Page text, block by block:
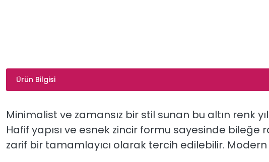
Ürün Bilgisi
Minimalist ve zamansız bir stil sunan bu altın renk
Hafif yapısı ve esnek zincir formu sayesinde bileğe
zarif bir tamamlayıcı olarak tercih edilebilir. Modern